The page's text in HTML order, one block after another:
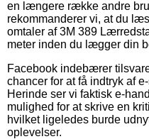
en længere række andre
rekommanderer vi, at du
omtaler af 3M 389
meter inden du lægger din
Facebook indebærer
chancer for at få indtryk af
Herinde ser vi faktisk e-
mulighed for at skrive en
hvilket ligeledes burde
oplevelser.